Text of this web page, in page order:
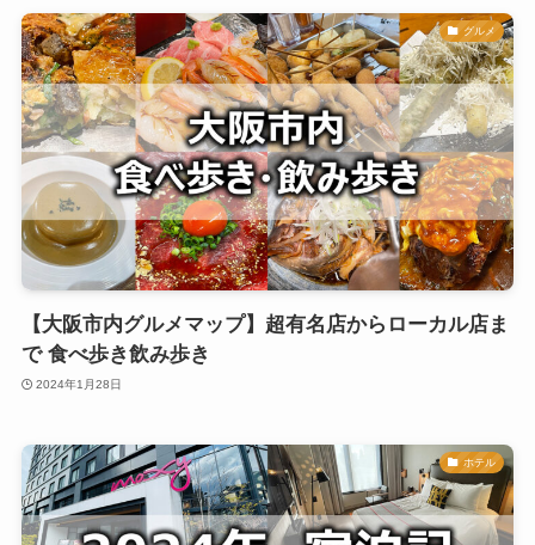
グルメ
【大阪市内グルメマップ】超有名店からローカル店ま
で 食べ歩き飲み歩き
2024年1月28日
ホテル